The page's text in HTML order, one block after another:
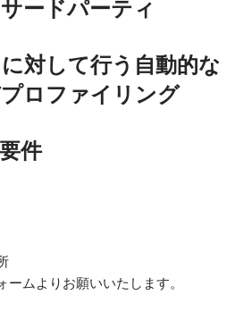
ードパーティ
対して行う自動的な
ロファイリング
件
ムよりお願いいたします。